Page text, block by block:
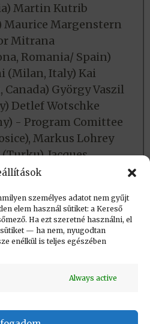
személyes adatot nem gyűjt
elem használ sütiket: a Kereső
Ha ezt szeretné használni, el
— ha nem, nyugodtan
enélkül is teljes egészében
Always active
Martin Kutrib
Maurice Margenstern
Mitrana
Romania/ Spain)
(Milan, Italy) Kai
György Vaszil
Detlef Wotschke
- Program Comittee
Markus Lohrey
Jacques
Invited Papers
12:27
2023.11.03.